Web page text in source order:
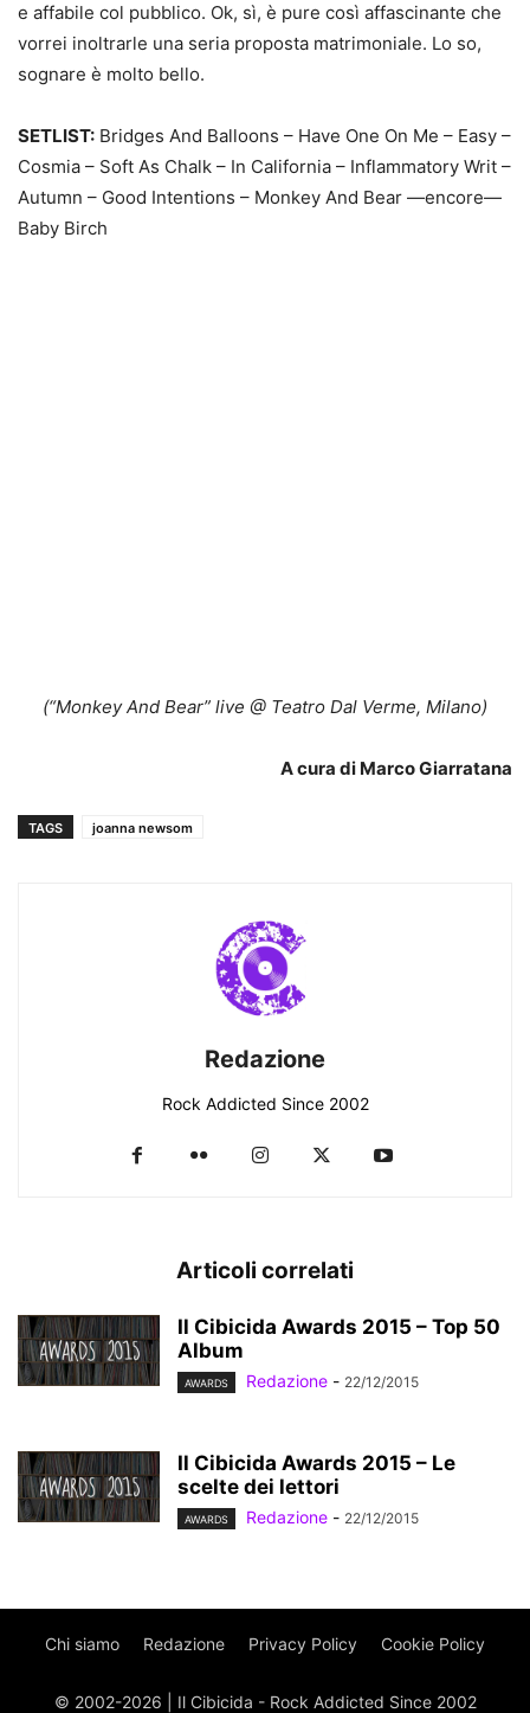
e affabile col pubblico. Ok, sì, è pure così affascinante che
vorrei inoltrarle una seria proposta matrimoniale. Lo so,
sognare è molto bello.
SETLIST: Bridges And Balloons – Have One On Me – Easy –
Cosmia – Soft As Chalk – In California – Inflammatory Writ –
Autumn – Good Intentions – Monkey And Bear —encore—
Baby Birch
(“Monkey And Bear” live @ Teatro Dal Verme, Milano)
A cura di Marco Giarratana
TAGS joanna newsom
Redazione
Rock Addicted Since 2002
Articoli correlati
Il Cibicida Awards 2015 – Top 50
Album
AWARDS Redazione - 22/12/2015
Il Cibicida Awards 2015 – Le
scelte dei lettori
AWARDS Redazione - 22/12/2015
Chi siamo Redazione Privacy Policy Cookie Policy
© 2002-2026 | Il Cibicida - Rock Addicted Since 2002